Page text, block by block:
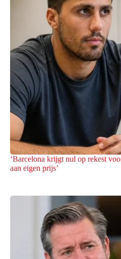
‘Barcelona krijgt nul op rekest
aan eigen prijs’